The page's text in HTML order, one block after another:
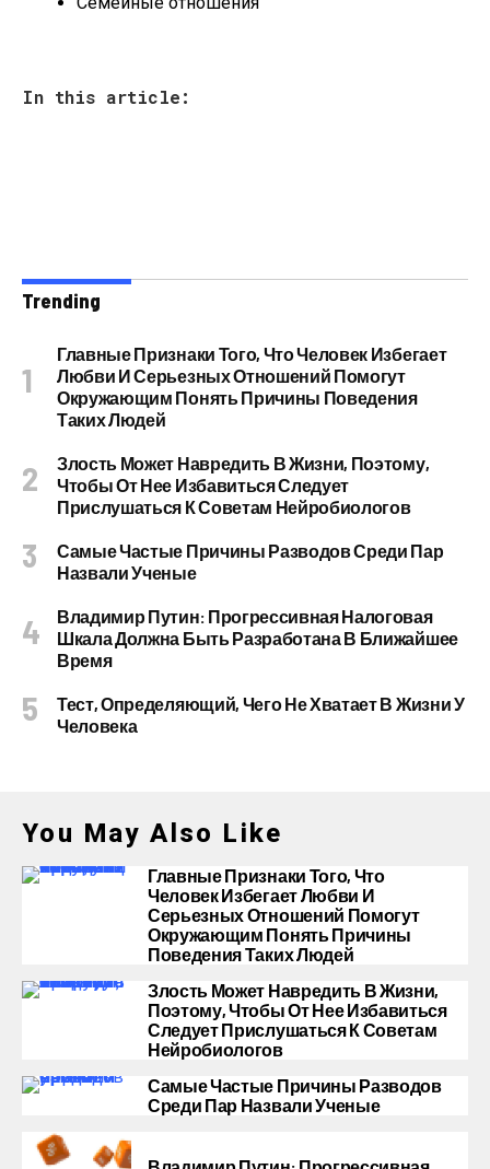
In this article:
Trending
Главные Признаки Того, Что Человек Избегает
Любви И Серьезных Отношений Помогут
Окружающим Понять Причины Поведения
Таких Людей
Злость Может Навредить В Жизни, Поэтому,
Чтобы От Нее Избавиться Следует
Прислушаться К Советам Нейробиологов
Самые Частые Причины Разводов Среди Пар
Назвали Ученые
Владимир Путин: Прогрессивная Налоговая
Шкала Должна Быть Разработана В Ближайшее
Время
Тест, Определяющий, Чего Не Хватает В Жизни У
Человека
You May Also Like
Главные Признаки Того, Что
Человек Избегает Любви И
Серьезных Отношений Помогут
Окружающим Понять Причины
Поведения Таких Людей
Злость Может Навредить В Жизни,
Поэтому, Чтобы От Нее Избавиться
Следует Прислушаться К Советам
Нейробиологов
Самые Частые Причины Разводов
Среди Пар Назвали Ученые